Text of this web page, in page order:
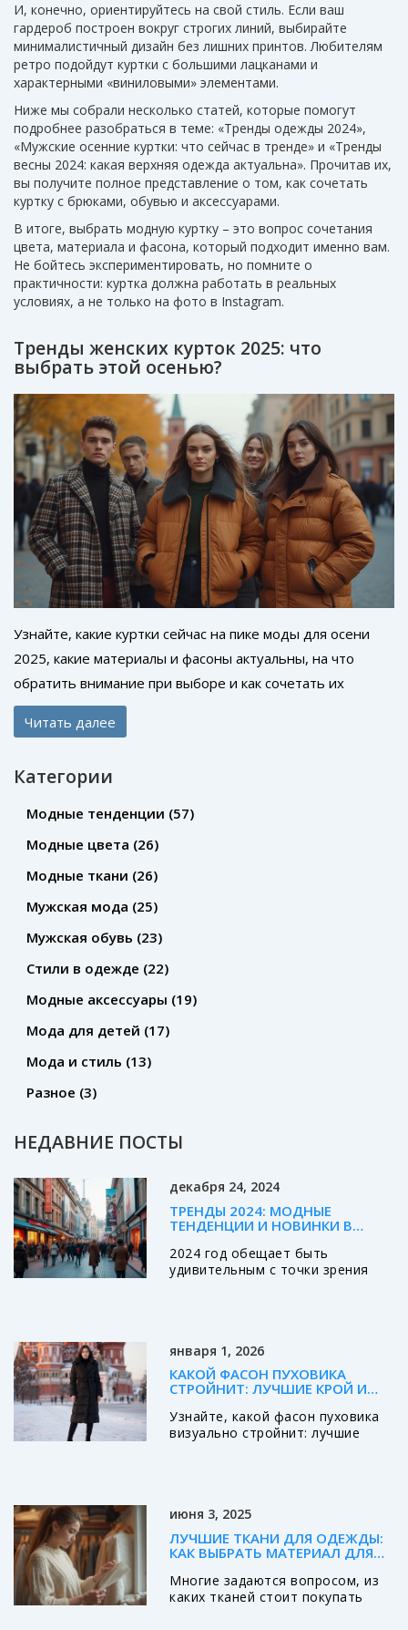
И, конечно, ориентируйтесь на свой стиль. Если ваш
гардероб построен вокруг строгих линий, выбирайте
минималистичный дизайн без лишних принтов. Любителям
ретро подойдут куртки с большими лацканами и
характерными «виниловыми» элементами.
Ниже мы собрали несколько статей, которые помогут
подробнее разобраться в теме: «Тренды одежды 2024»,
«Мужские осенние куртки: что сейчас в тренде» и «Тренды
весны 2024: какая верхняя одежда актуальна». Прочитав их,
вы получите полное представление о том, как сочетать
куртку с брюками, обувью и аксессуарами.
В итоге, выбрать модную куртку – это вопрос сочетания
цвета, материала и фасона, который подходит именно вам.
Не бойтесь экспериментировать, но помните о
практичности: куртка должна работать в реальных
условиях, а не только на фото в Instagram.
Тренды женских курток 2025: что
выбрать этой осенью?
Узнайте, какие куртки сейчас на пике моды для осени
2025, какие материалы и фасоны актуальны, на что
обратить внимание при выборе и как сочетать их
каждый день.
Читать далее
Категории
Модные тенденции (57)
Модные цвета (26)
Модные ткани (26)
Мужская мода (25)
Мужская обувь (23)
Стили в одежде (22)
Модные аксессуары (19)
Мода для детей (17)
Мода и стиль (13)
Разное (3)
НЕДАВНИЕ ПОСТЫ
декабря 24, 2024
ТРЕНДЫ 2024: МОДНЫЕ
ТЕНДЕНЦИИ И НОВИНКИ В
2024 год обещает быть
удивительным с точки зрения
элементы стали ключевыми в
гардеробах модников. В этом
году популярностью пользуются
стремление к индивидуальности
и многослойность. Узнайте, как
января 1, 2026
КАКОЙ ФАСОН ПУХОВИКА
СТРОЙНИТ: ЛУЧШИЕ КРОЙ И
ПОХУДЕНИЯ
Узнайте, какой фасон пуховика
визуально стройнит: лучшие
июня 3, 2025
ЛУЧШИЕ ТКАНИ ДЛЯ ОДЕЖДЫ:
КАК ВЫБРАТЬ МАТЕРИАЛ ДЛЯ
Многие задаются вопросом, из
каких тканей стоит покупать